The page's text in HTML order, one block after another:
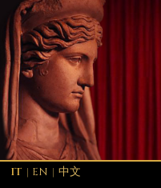
IT | EN | 中文